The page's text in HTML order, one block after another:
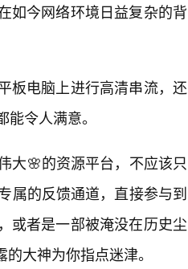
如今网络环境日益复杂的背
板电脑上进行高清串流，还
令人满意。
大🌸的资源平台，不应该只
属的反馈通道，直接参与到
或者是一部被淹没在历史尘
大神为你指点迷津。